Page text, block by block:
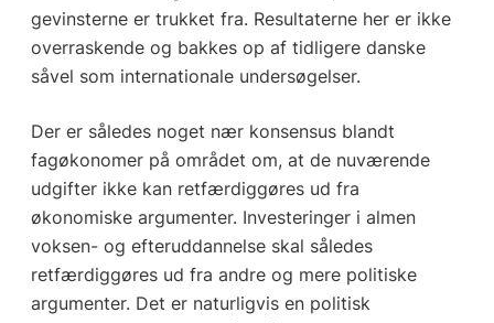
gevinsterne er trukket fra. Resultaterne her er ikke
overraskende og bakkes op af tidligere danske
såvel som internationale undersøgelser.
Der er således noget nær konsensus blandt
fagøkonomer på området om, at de nuværende
udgifter ikke kan retfærdiggøres ud fra
økonomiske argumenter. Investeringer i almen
voksen- og efteruddannelse skal således
retfærdiggøres ud fra andre og mere politiske
argumenter. Det er naturligvis en politisk